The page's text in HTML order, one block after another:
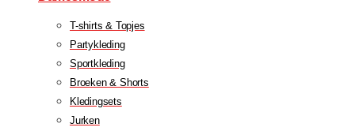
T-shirts & Topjes
Partykleding
Sportkleding
Broeken & Shorts
Kledingsets
Jurken